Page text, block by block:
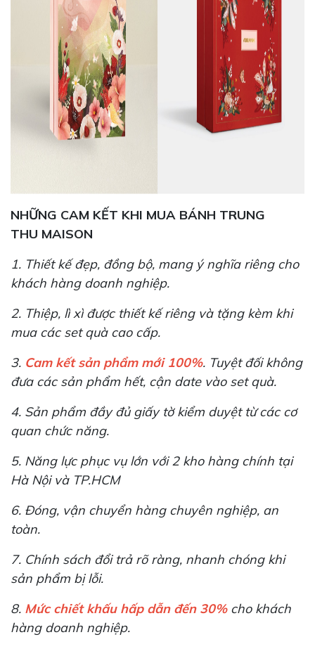
NHỮNG CAM KẾT KHI MUA BÁNH TRUNG
THU MAISON
1. Thiết kế đẹp, đồng bộ, mang ý nghĩa riêng cho
khách hàng doanh nghiệp.
2. Thiệp, lì xì được thiết kế riêng và tặng kèm khi
mua các set quà cao cấp.
3. Cam kết sản phẩm mới 100%. Tuyệt đối không
đưa các sản phẩm hết, cận date vào set quà.
4. Sản phẩm đầy đủ giấy tờ kiểm duyệt từ các cơ
quan chức năng.
5. Năng lực phục vụ lớn với 2 kho hàng chính tại
Hà Nội và TP.HCM
6. Đóng, vận chuyển hàng chuyên nghiệp, an
toàn.
7. Chính sách đổi trả rõ ràng, nhanh chóng khi
sản phẩm bị lỗi.
8. Mức chiết khấu hấp dẫn đến 30%cho khách
hàng doanh nghiệp.